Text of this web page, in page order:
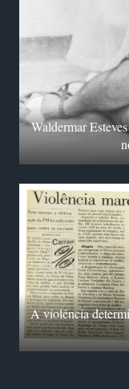
Waldermar
A violência